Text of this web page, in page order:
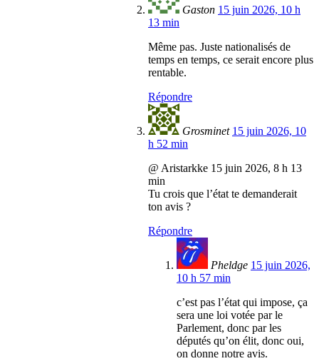
Gaston 15 juin 2026, 10 h
13 min
Même pas. Juste nationalisés de
temps en temps, ce serait encore plus
rentable.
Répondre
Grosminet 15 juin 2026, 10
h 52 min
@ Aristarkke 15 juin 2026, 8 h 13
min
Tu crois que l’état te demanderait
ton avis ?
Répondre
Pheldge 15 juin 2026,
10 h 57 min
c’est pas l’état qui impose, ça
sera une loi votée par le
Parlement, donc par les
députés qu’on élit, donc oui,
on donne notre avis.